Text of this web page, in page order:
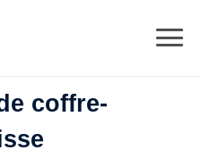
coffre-